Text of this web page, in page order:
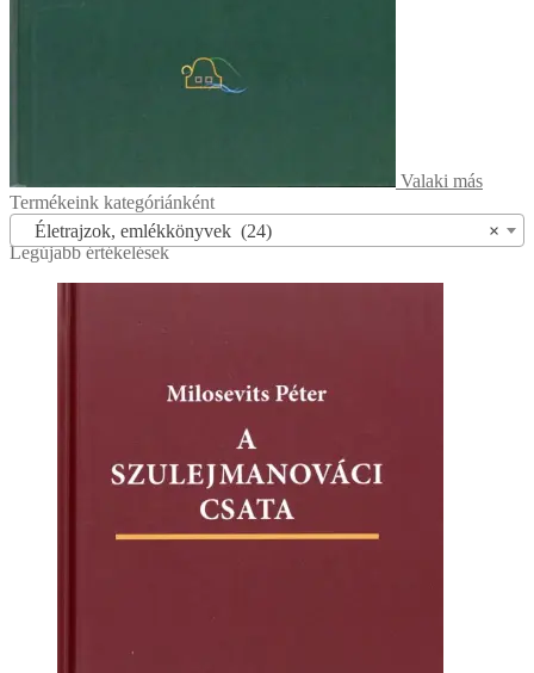
Valaki más
Termékeink kategóriánként
×
Életrajzok, emlékkönyvek (24)
Legújabb értékelések